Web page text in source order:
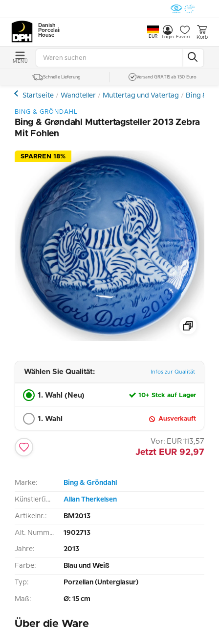
Danish
Porcelain
House
EUR Login Favoriten Korb
MENÜ
Schnelle Lieferung Versand GRATIS ab 150 Euro
Startseite Wandteller Muttertag und Vatertag Bing &
BING & GRÖNDAHL
Bing & Grøndahl Muttertagsteller 2013 Zebra
Mit Fohlen
SPARREN 18%
Wählen Sie Qualität: Infos zur Qualität
1. Wahl (Neu) 10+ Stck auf Lager
1. Wahl Ausverkauft
Vor: EUR 113,57
Jetzt EUR 92,97
Marke: Bing & Gröndahl
Künstler(in): Allan Therkelsen
Artikelnr.: BM2013
Alt. Nummer: 1902713
Jahre: 2013
Farbe: Blau und Weiß
Typ: Porzellan (Unterglasur)
Maß: Ø: 15 cm
Über die Ware